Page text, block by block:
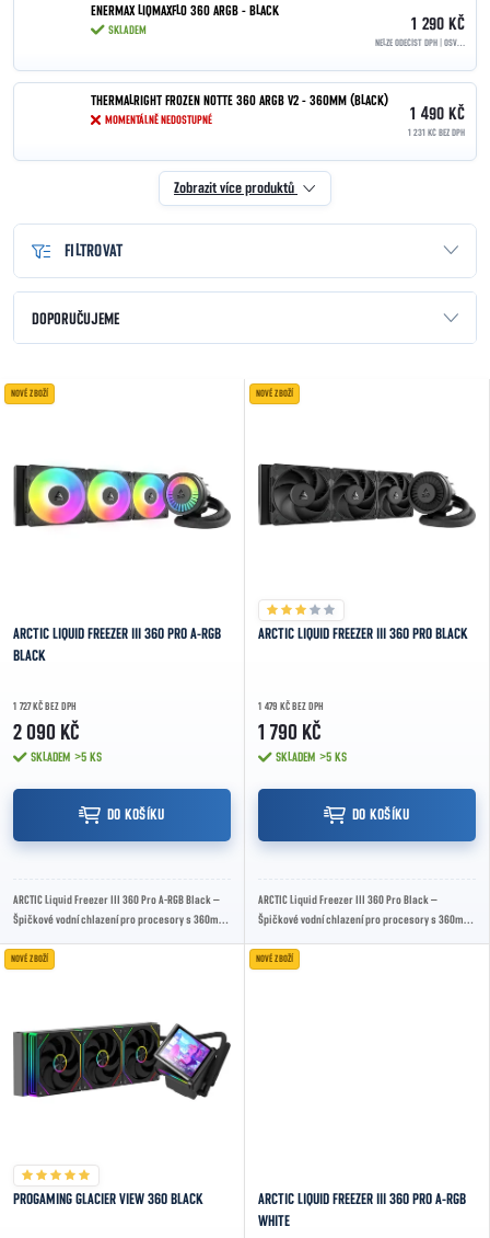
ENERMAX LIQMAXFLO 360 ARGB - BLACK
SKLADEM 1 290 KČ
THERMALRIGHT FROZEN NOTTE 360 ARGB V2 - 360MM (BLACK)
MOMENTÁLNĚ NEDOSTUPNÉ 1 490 KČ
1 231 KČ BEZ DPH
Zobrazit více produktů
FILTROVAT
Řazení produktů
DOPORUČUJEME
NEJPRODÁVANĚJŠÍ
ABECEDNĚ
Výpis produktů
NOVÉ ZBOŽÍ
ARCTIC LIQUID FREEZER III 360 PRO A-RGB
BLACK
1 727 KČ BEZ DPH
2 090 KČ
SKLADEM >5 KS
DO KOŠÍKU
ARCTIC Liquid Freezer III 360 Pro A-RGB Black –
Špičkové vodní chlazení pro procesory s 360mm
NOVÉ ZBOŽÍ
ARCTIC LIQUID FREEZER III 360 PRO BLACK
1 479 KČ BEZ DPH
1 790 KČ
SKLADEM >5 KS
DO KOŠÍKU
ARCTIC Liquid Freezer III 360 Pro Black –
Špičkové vodní chlazení pro procesory s 360mm
chladicím...
NOVÉ ZBOŽÍ
PROGAMING GLACIER VIEW 360 BLACK
NOVÉ ZBOŽÍ
ARCTIC LIQUID FREEZER III 360 PRO A-RGB
WHITE